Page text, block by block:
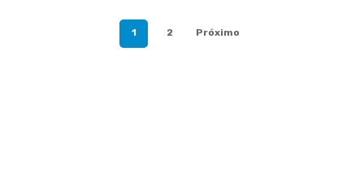
1 2 Próximo